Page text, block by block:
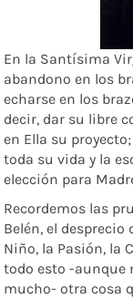
En la Santísima
abandono en los
echarse en los
decir, dar su libre
en Ella su
toda su vida y la
elección para
Recordemos las
Belén, el
Niño, la Pasión, la
todo esto -aunque
mucho- otra cosa